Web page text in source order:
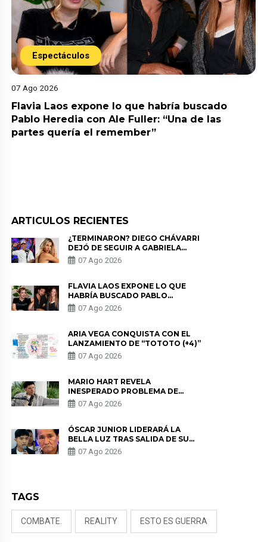
Espectáculos
07 Ago 2026
Flavia Laos expone lo que habría buscado
Pablo Heredia con Ale Fuller: “Una de las
partes quería el remember”
ARTICULOS RECIENTES
¿TERMINARON? DIEGO CHÁVARRI
DEJÓ DE SEGUIR A GABRIELA
HERRERA Y ANUNCIA SU SALIDA
DE PÓDCAST
07 Ago 2026
FLAVIA LAOS EXPONE LO QUE
HABRÍA BUSCADO PABLO
HEREDIA CON ALE FULLER: “UNA
DE LAS PARTES QUERÍA EL
07 Ago 2026
ARIA VEGA CONQUISTA CON EL
LANZAMIENTO DE “TOTOTO (+4)”
07 Ago 2026
MARIO HART REVELA
INESPERADO PROBLEMA DE
SALUD ANTES DE SEPARARSE DE
KORINA: “ME ENCONTRARON UN
07 Ago 2026
ÓSCAR JUNIOR LIDERARÁ LA
BELLA LUZ TRAS SALIDA DE SU
PADRE POR POLÉMICA CON
NALDY SALDAÑA
07 Ago 2026
TAGS
COMBATE. REALITY ESTO ES GUERRA